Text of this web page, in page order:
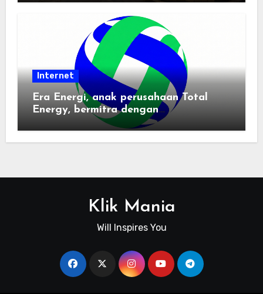
Internet
Era Energi, anak perusahaan Total
Energy, bermitra dengan
Zhuochuangtong untuk mempercepat
transisi energi Indonesia — raksasa
Klik Mania
Will Inspires You